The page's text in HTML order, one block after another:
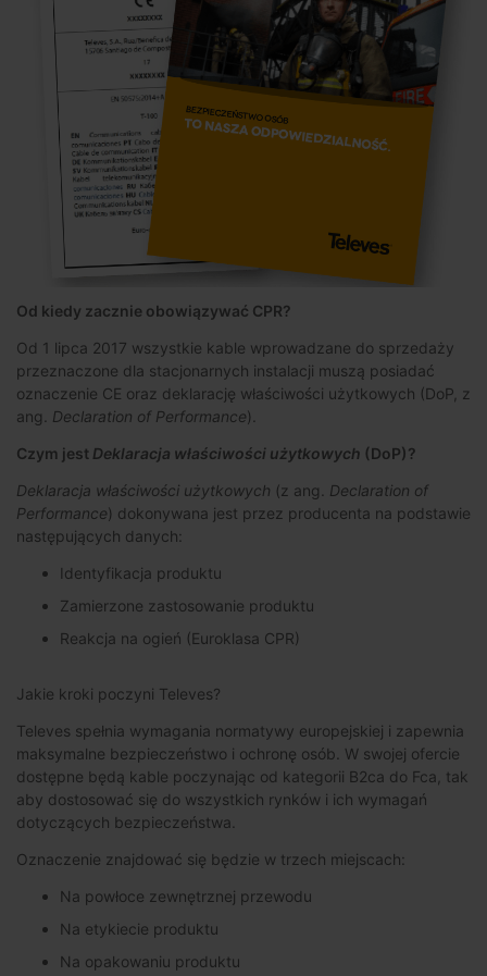
Od kiedy zacznie obowiązywać CPR?
Od 1 lipca 2017 wszystkie kable wprowadzane do sprzedaży
przeznaczone dla stacjonarnych instalacji muszą posiadać
oznaczenie CE oraz deklarację właściwości użytkowych (DoP, z
ang. Declaration of Performance).
Czym jest Deklaracja właściwości użytkowych (DoP)?
Deklaracja właściwości użytkowych (z ang. Declaration of
Performance) dokonywana jest przez producenta na podstawie
następujących danych:
Identyfikacja produktu
Zamierzone zastosowanie produktu
Reakcja na ogień (Euroklasa CPR)
Jakie kroki poczyni Televes?
Televes spełnia wymagania normatywy europejskiej i zapewnia
maksymalne bezpieczeństwo i ochronę osób. W swojej ofercie
dostępne będą kable poczynając od kategorii B2ca do Fca, tak
aby dostosować się do wszystkich rynków i ich wymagań
dotyczących bezpieczeństwa.
Oznaczenie znajdować się będzie w trzech miejscach:
Na powłoce zewnętrznej przewodu
Na etykiecie produktu
Na opakowaniu produktu